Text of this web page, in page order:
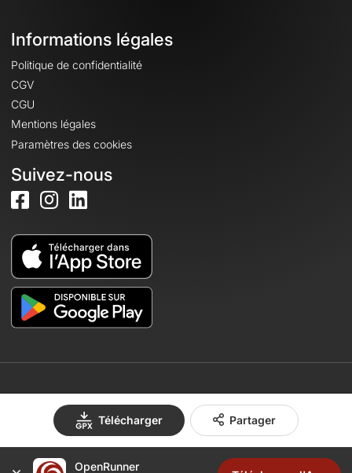
Télécharger Partager
Informations légales
Politique de confidentialité
CGV
CGU
Mentions légales
Paramètres des cookies
Suivez-nous
© 2026 OpenRunner - Version 7.31.3
Créez un compte
OpenRunner